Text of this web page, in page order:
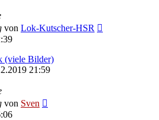
von Lok-Kutscher-HSR
(viele Bilder)
21:59
von Sven